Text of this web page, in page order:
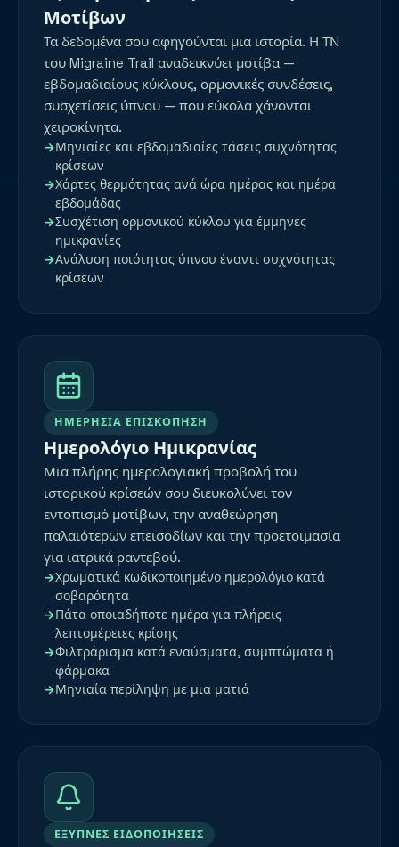
Μοτίβων
Τα δεδομένα σου αφηγούνται μια ιστορία. Η ΤΝ
του Migraine Trail αναδεικνύει μοτίβα —
εβδομαδιαίους κύκλους, ορμονικές συνδέσεις,
συσχετίσεις ύπνου — που εύκολα χάνονται
χειροκίνητα.
Μηνιαίες και εβδομαδιαίες τάσεις συχνότητας
κρίσεων
Χάρτες θερμότητας ανά ώρα ημέρας και ημέρα
εβδομάδας
Συσχέτιση ορμονικού κύκλου για έμμηνες
ημικρανίες
Ανάλυση ποιότητας ύπνου έναντι συχνότητας
κρίσεων
ΗΜΕΡΉΣΙΑ ΕΠΙΣΚΌΠΗΣΗ
Ημερολόγιο Ημικρανίας
Μια πλήρης ημερολογιακή προβολή του
ιστορικού κρίσεών σου διευκολύνει τον
εντοπισμό μοτίβων, την αναθεώρηση
παλαιότερων επεισοδίων και την προετοιμασία
για ιατρικά ραντεβού.
Χρωματικά κωδικοποιημένο ημερολόγιο κατά
σοβαρότητα
Πάτα οποιαδήποτε ημέρα για πλήρεις
λεπτομέρειες κρίσης
Φιλτράρισμα κατά εναύσματα, συμπτώματα ή
φάρμακα
Μηνιαία περίληψη με μια ματιά
ΈΞΥΠΝΕΣ ΕΙΔΟΠΟΙΉΣΕΙΣ